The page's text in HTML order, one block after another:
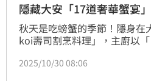
隱藏大安「17道奢華蟹宴
秋天是吃螃蟹的季節！隱身
koi壽司割烹料理」，主廚以
A5和牛，打造17道奢華蟹宴；
2025/10/30 08:06